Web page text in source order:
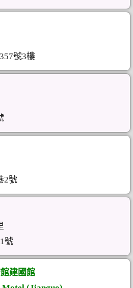
號3樓
2號
號
建國館